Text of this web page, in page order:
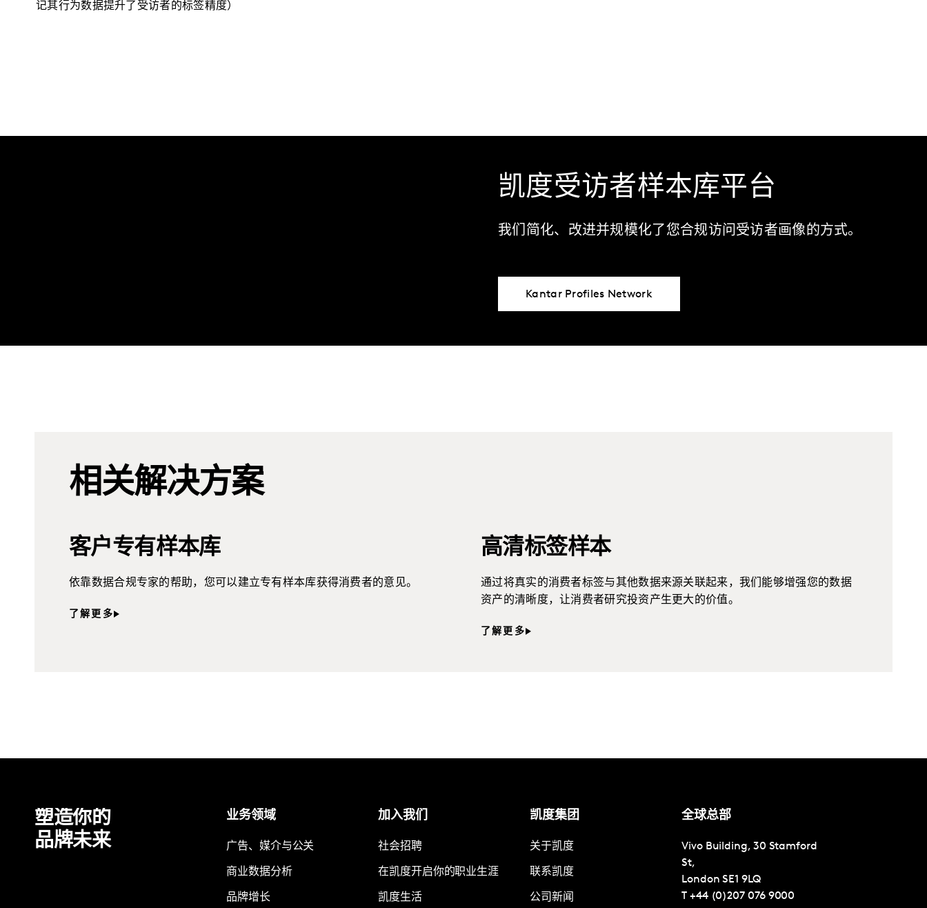
记其行为数据提升了受访者的标签精度）
凯度受访者样本库平台
我们简化、改进并规模化了您合规访问受访者画像的方式。
Kantar Profiles Network
相关解决方案
客户专有样本库
依靠数据合规专家的帮助，您可以建立专有样本库获得消费者的意见。
了解更多
高清标签样本
通过将真实的消费者标签与其他数据来源关联起来，我们能够增强您的数据
资产的清晰度，让消费者研究投资产生更大的价值。
了解更多
塑造你的
品牌未来
业务领域
广告、媒介与公关
商业数据分析
品牌增长
加入我们
社会招聘
在凯度开启你的职业生涯
凯度生活
凯度集团
关于凯度
联系凯度
公司新闻
全球总部
Vivo Building, 30 Stamford
St,
London SE1 9LQ
T +44 (0)207 076 9000